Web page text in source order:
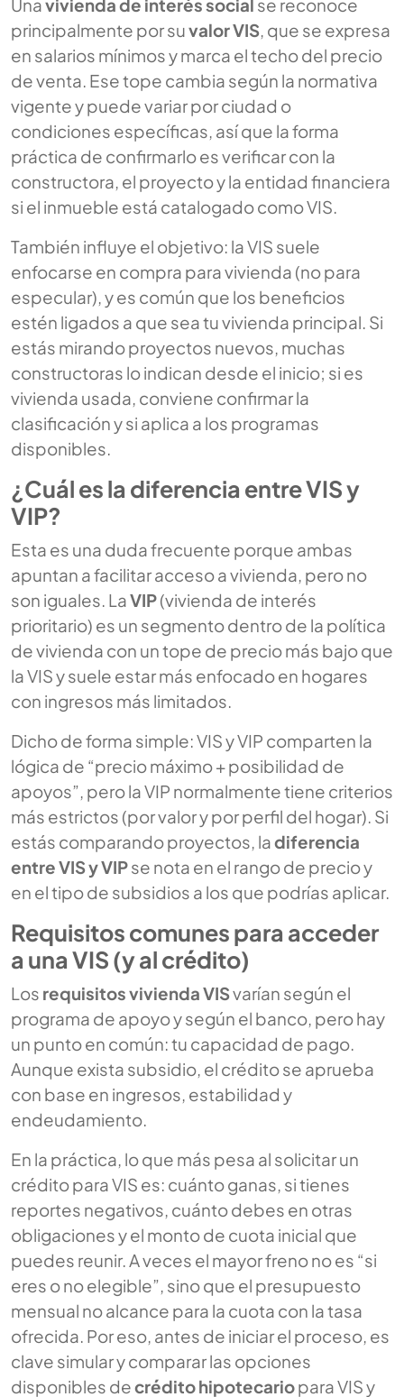
principalmente por suvalor VIS , que se expresa
en salarios mínimos y marca el techo del precio
de venta. Ese tope cambia según la normativa
vigente y puede variar por ciudad o
condiciones específicas, así que la forma
práctica de confirmarlo es verificar con la
constructora, el proyecto y la entidad financiera
si el inmueble está catalogado como VIS.
También influye el objetivo: la VIS suele
enfocarse en compra para vivienda (no para
especular), y es común que los beneficios
estén ligados a que sea tu vivienda principal. Si
estás mirando proyectos nuevos, muchas
constructoras lo indican desde el inicio; si es
vivienda usada, conviene confirmar la
clasificación y si aplica a los programas
disponibles.
¿Cuál es la diferencia entre VIS y
VIP?
Esta es una duda frecuente porque ambas
apuntan a facilitar acceso a vivienda, pero no
son iguales. LaVIP(vivienda de interés
prioritario) es un segmento dentro de la política
de vivienda con un tope de precio más bajo que
la VIS y suele estar más enfocado en hogares
con ingresos más limitados.
Dicho de forma simple: VIS y VIP comparten la
lógica de “precio máximo + posibilidad de
apoyos”, pero la VIP normalmente tiene criterios
más estrictos (por valor y por perfil del hogar). Si
estás comparando proyectos, ladiferencia
entre VIS y VIPse nota en el rango de precio y
en el tipo de subsidios a los que podrías aplicar.
Requisitos comunes para acceder
a una VIS (y al crédito)
Los requisitos vivienda VISvarían según el
programa de apoyo y según el banco, pero hay
un punto en común: tu capacidad de pago.
Aunque exista subsidio, el crédito se aprueba
con base en ingresos, estabilidad y
endeudamiento.
En la práctica, lo que más pesa al solicitar un
crédito para VIS es: cuánto ganas, si tienes
reportes negativos, cuánto debes en otras
obligaciones y el monto de cuota inicial que
puedes reunir. A veces el mayor freno no es “si
eres o no elegible”, sino que el presupuesto
mensual no alcance para la cuota con la tasa
ofrecida. Por eso, antes de iniciar el proceso, es
clave simular y comparar las opciones
disponibles decrédito hipotecariopara VIS y